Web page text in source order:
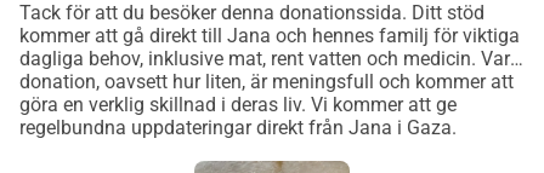
  Akut medicinsk behandling för Janas
bror
  Mat och rent vatten
Tack för att du besöker denna donationssida. Ditt stöd
kommer att gå direkt till Jana och hennes familj för viktiga
dagliga behov, inklusive mat, rent vatten och medicin. Varje
donation, oavsett hur liten, är meningsfull och kommer att
göra en verklig skillnad i deras liv. Vi kommer att ge
regelbundna uppdateringar direkt från Jana i Gaza.